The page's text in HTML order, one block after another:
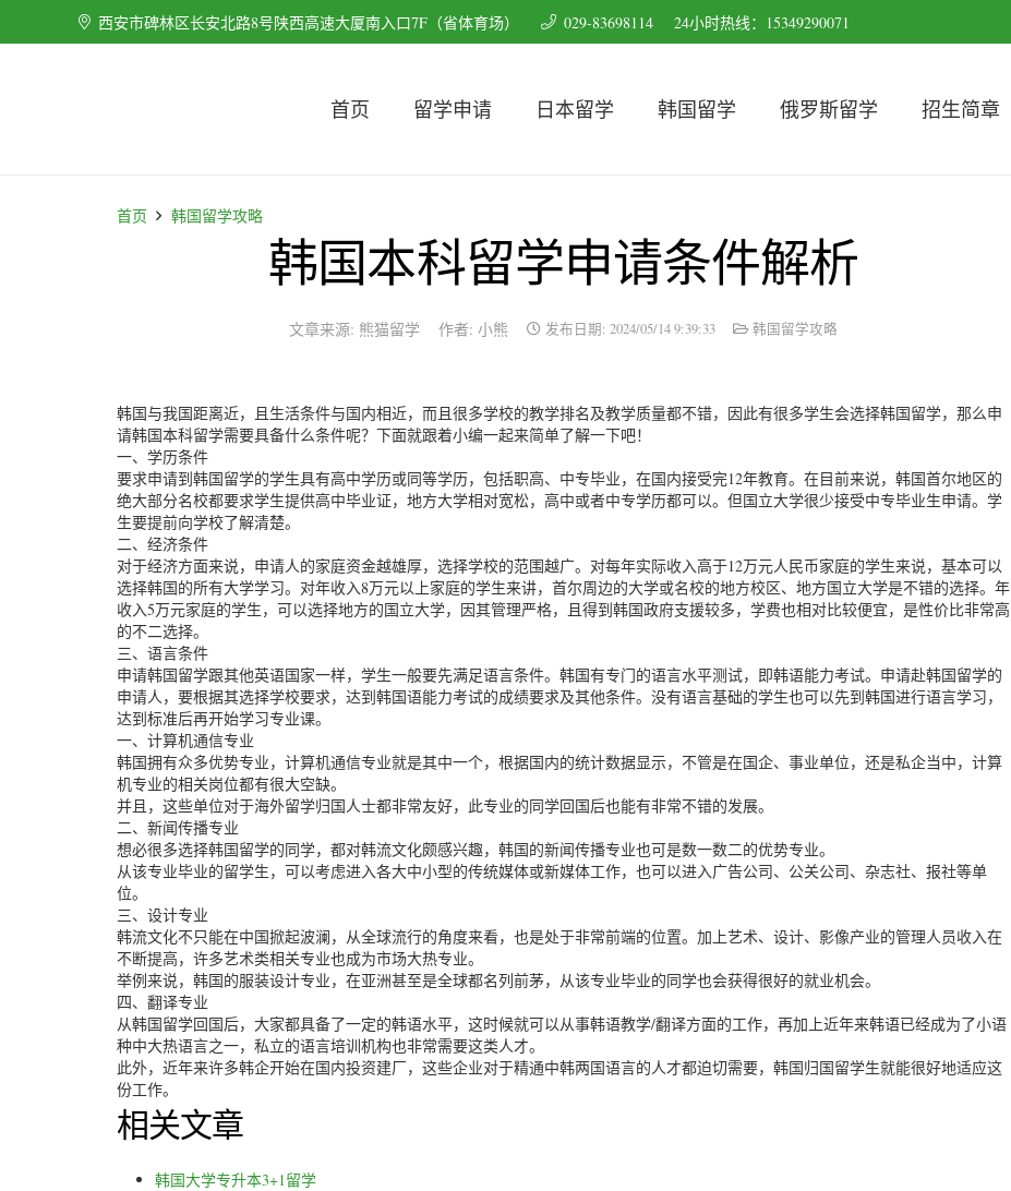
西安市碑林区长安北路8号陕西高速大厦南入口7F（省体育场） 029-83698114 24小时热线：15349290071
首页 留学申请 日本留学 韩国留学 俄罗斯留学 招生简章
首页 韩国留学攻略
韩国本科留学申请条件解析
文章来源: 熊猫留学 作者: 小熊 发布日期: 2024/05/14 9:39:33 韩国留学攻略
韩国与我国距离近，且生活条件与国内相近，而且很多学校的教学排名及教学质量都不错，因此有很多学生会选择韩国留学，那么申
请韩国本科留学需要具备什么条件呢？下面就跟着小编一起来简单了解一下吧！
一、学历条件
要求申请到韩国留学的学生具有高中学历或同等学历，包括职高、中专毕业，在国内接受完12年教育。在目前来说，韩国首尔地区的
绝大部分名校都要求学生提供高中毕业证，地方大学相对宽松，高中或者中专学历都可以。但国立大学很少接受中专毕业生申请。学
生要提前向学校了解清楚。
二、经济条件
对于经济方面来说，申请人的家庭资金越雄厚，选择学校的范围越广。对每年实际收入高于12万元人民币家庭的学生来说，基本可以
选择韩国的所有大学学习。对年收入8万元以上家庭的学生来讲，首尔周边的大学或名校的地方校区、地方国立大学是不错的选择。年
收入5万元家庭的学生，可以选择地方的国立大学，因其管理严格，且得到韩国政府支援较多，学费也相对比较便宜，是性价比非常高
的不二选择。
三、语言条件
申请韩国留学跟其他英语国家一样，学生一般要先满足语言条件。韩国有专门的语言水平测试，即韩语能力考试。申请赴韩国留学的
申请人，要根据其选择学校要求，达到韩国语能力考试的成绩要求及其他条件。没有语言基础的学生也可以先到韩国进行语言学习，
达到标准后再开始学习专业课。
一、计算机通信专业
韩国拥有众多优势专业，计算机通信专业就是其中一个，根据国内的统计数据显示，不管是在国企、事业单位，还是私企当中，计算
机专业的相关岗位都有很大空缺。
并且，这些单位对于海外留学归国人士都非常友好，此专业的同学回国后也能有非常不错的发展。
二、新闻传播专业
想必很多选择韩国留学的同学，都对韩流文化颇感兴趣，韩国的新闻传播专业也可是数一数二的优势专业。
从该专业毕业的留学生，可以考虑进入各大中小型的传统媒体或新媒体工作，也可以进入广告公司、公关公司、杂志社、报社等单
位。
三、设计专业
韩流文化不只能在中国掀起波澜，从全球流行的角度来看，也是处于非常前端的位置。加上艺术、设计、影像产业的管理人员收入在
不断提高，许多艺术类相关专业也成为市场大热专业。
举例来说，韩国的服装设计专业，在亚洲甚至是全球都名列前茅，从该专业毕业的同学也会获得很好的就业机会。
四、翻译专业
从韩国留学回国后，大家都具备了一定的韩语水平，这时候就可以从事韩语教学/翻译方面的工作，再加上近年来韩语已经成为了小语
种中大热语言之一，私立的语言培训机构也非常需要这类人才。
此外，近年来许多韩企开始在国内投资建厂，这些企业对于精通中韩两国语言的人才都迫切需要，韩国归国留学生就能很好地适应这
份工作。
相关文章
韩国大学专升本3+1留学